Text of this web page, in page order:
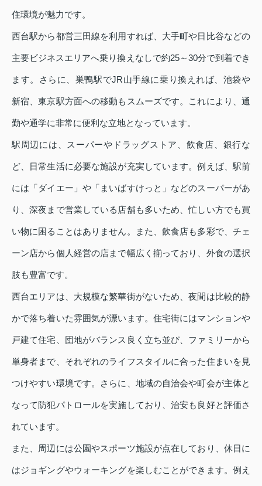
住環境が魅力です。
西台駅から都営三田線を利用すれば、大手町や日比谷などの
主要ビジネスエリアへ乗り換えなしで約25～30分で到着でき
ます。さらに、巣鴨駅でJR山手線に乗り換えれば、池袋や
新宿、東京駅方面への移動もスムーズです。これにより、通
勤や通学に非常に便利な立地となっています。
駅周辺には、スーパーやドラッグストア、飲食店、銀行な
ど、日常生活に必要な施設が充実しています。例えば、駅前
には「ダイエー」や「まいばすけっと」などのスーパーがあ
り、深夜まで営業している店舗も多いため、忙しい方でも買
い物に困ることはありません。また、飲食店も多彩で、チェ
ーン店から個人経営の店まで幅広く揃っており、外食の選択
肢も豊富です。
西台エリアは、大規模な繁華街がないため、夜間は比較的静
かで落ち着いた雰囲気が漂います。住宅街にはマンションや
戸建て住宅、団地がバランス良く立ち並び、ファミリーから
単身者まで、それぞれのライフスタイルに合った住まいを見
つけやすい環境です。さらに、地域の自治会や町会が主体と
なって防犯パトロールを実施しており、治安も良好と評価さ
れています。
また、周辺には公園やスポーツ施設が点在しており、休日に
はジョギングやウォーキングを楽しむことができます。例え